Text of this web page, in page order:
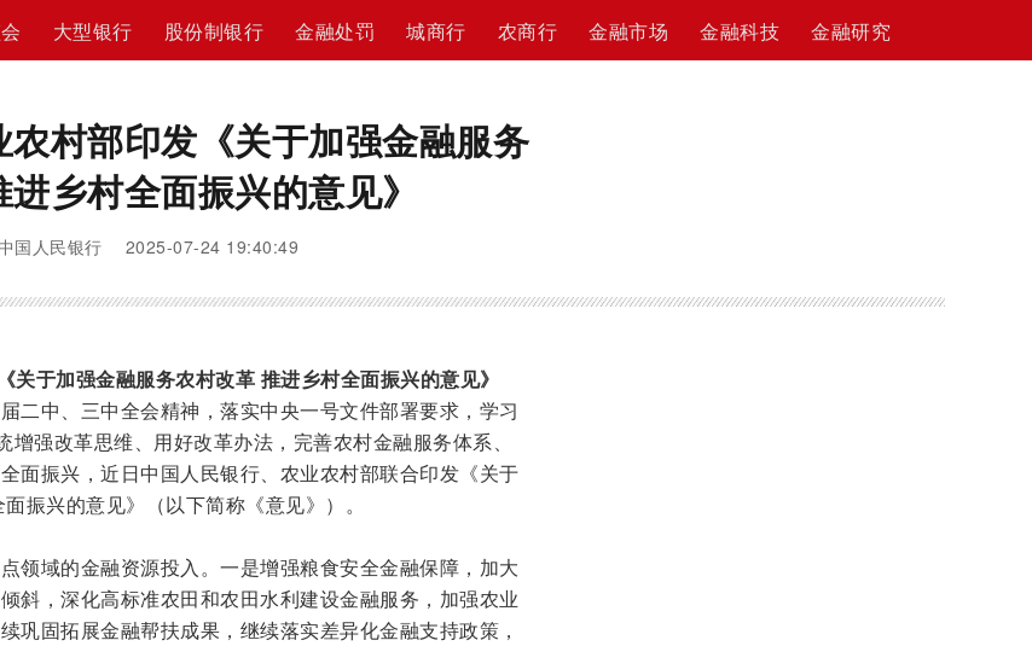
大型银行 股份制银行 金融处罚 城商行 农商行 金融市场 金融科技 金融研究
村部印发《关于加强金融服务
乡村全面振兴的意见》
国人民银行 2025-07-24 19:40:49
关于加强金融服务农村改革 推进乡村全面振兴的意见》
二中、三中全会精神，落实中央一号文件部署要求，学习
增强改革思维、用好改革办法，完善农村金融服务体系、
面振兴，近日中国人民银行、农业农村部联合印发《关于
振兴的意见》（以下简称《意见》）。
领域的金融资源投入。一是增强粮食安全金融保障，加大
斜，深化高标准农田和农田水利建设金融服务，加强农业
巩固拓展金融帮扶成果，继续落实差异化金融支持政策，